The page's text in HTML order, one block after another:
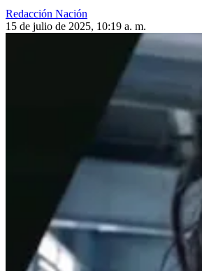
Redacción Nación
15 de julio de 2025, 10:19 a. m.